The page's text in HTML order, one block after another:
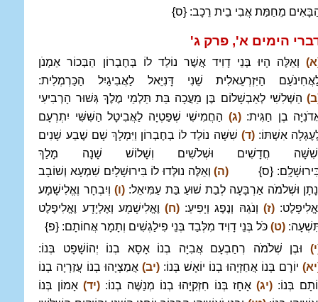
מֵחַמַּת אֲבִי בֵית רֵכָב: {ס}
הימים א', פרק ג'
וְאֵלֶּה הָיוּ בְּנֵי דָוִיד אֲשֶׁר נוֹלַד לוֹ בְּחֶבְרוֹן הַבְּכוֹר אַמְנֹן
הַיִּזְרְעֵאלִית שֵׁנִי דָּנִיֵּאל לַאֲבִיגַיִל הַכַּרְמְלִית:
הַשְּׁלִשִׁי לְאַבְשָׁלוֹם בֶּן מַעֲכָה בַּת תַּלְמַי מֶלֶךְ גְּשׁוּר הָרְבִיעִי
בֶן חַגִּית:(ג) הַחֲמִישִׁי שְׁפַטְיָה לַאֲבִיטָל הַשִּׁשִּׁי יִתְרְעָם
אִשְׁתּוֹ:(ד) שִׁשָּׁה נוֹלַד לוֹ בְחֶבְרוֹן וַיִּמְלָךְ שָׁם שֶׁבַע שָׁנִים
חֳדָשִׁים וּשְׁלֹשִׁים וְשָׁלוֹשׁ שָׁנָה מָלַךְ
{ס} (ה) וְאֵלֶּה נוּלְּדוּ לוֹ בִּירוּשָׁלָיִם שִׁמְעָא וְשׁוֹבָב
וּשְׁלֹמֹה אַרְבָּעָה לְבַת שׁוּעַ בַּת עַמִּיאֵל: (ו) וְיִבְחָר וֶאֱלִישָׁמָע
(ז) וְנֹגַהּ וְנֶפֶג וְיָפִיעַ: (ח) וֶאֱלִישָׁמָע וְאֶלְיָדָע וֶאֱלִיפֶלֶט
(ט) כֹּל בְּנֵי דָוִיד מִלְּבַד בְּנֵי פִילַגְשִׁים וְתָמָר אֲחוֹתָם: {פ}
וּבֶן שְׁלֹמֹה רְחַבְעָם אֲבִיָּה בְנוֹ אָסָא בְנוֹ יְהוֹשָׁפָט בְּנוֹ:
יוֹרָם בְּנוֹ אֲחַזְיָהוּ בְנוֹ יוֹאָשׁ בְּנוֹ:(יב) אֲמַצְיָהוּ בְנוֹ עֲזַרְיָה בְנוֹ
בְּנוֹ: (יג) אָחָז בְּנוֹ חִזְקִיָּהוּ בְנוֹ מְנַשֶּׁה בְנוֹ: (יד) אָמוֹן בְּנוֹ